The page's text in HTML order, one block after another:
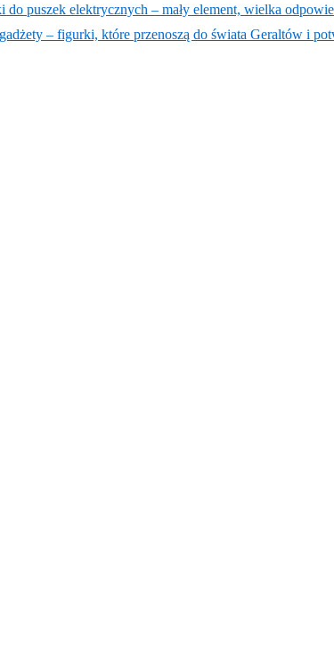
do puszek elektrycznych – mały element, wielka
– figurki, które przenoszą do świata Geraltów i